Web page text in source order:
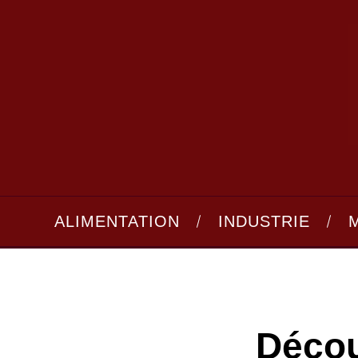
ALIMENTATION INDUSTRIE